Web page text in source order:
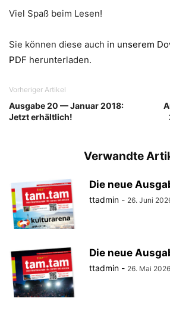
Viel Spaß beim Lesen!
Sie können diese auch in unserem
PDF herunterladen.
Vorheriger Artikel
Ausgabe 20 — Januar 2018:
Jetzt erhältlich!
Verwandte
Die neue
ttadmin - 26. Juni
Die neue
ttadmin - 26. Mai 2026